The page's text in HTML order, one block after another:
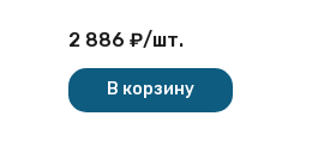
2 886 ₽/шт.
В корзину